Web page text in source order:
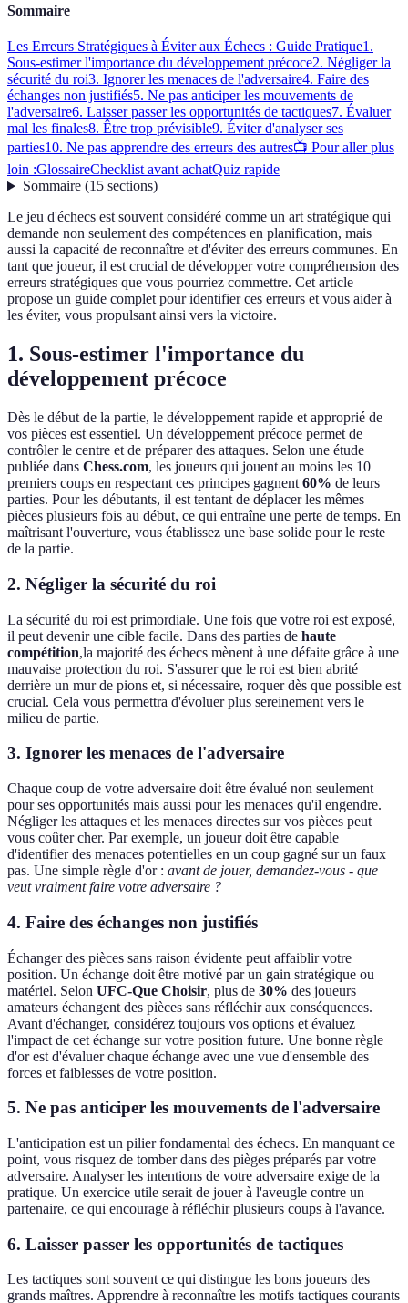
Sommaire
Les Erreurs Stratégiques à Éviter aux Échecs : Guide Pratique1.
Sous-estimer l'importance du développement précoce2. Négliger la
sécurité du roi3. Ignorer les menaces de l'adversaire4. Faire des
échanges non justifiés5. Ne pas anticiper les mouvements de
l'adversaire6. Laisser passer les opportunités de tactiques7. Évaluer
mal les finales8. Être trop prévisible9. Éviter d'analyser ses
parties10. Ne pas apprendre des erreurs des autres📺 Pour aller plus
loin :GlossaireChecklist avant achatQuiz rapide
Sommaire(15 sections)
Le jeu d'échecs est souvent considéré comme un art stratégique qui
demande non seulement des compétences en planification, mais
aussi la capacité de reconnaître et d'éviter des erreurs communes. En
tant que joueur, il est crucial de développer votre compréhension des
erreurs stratégiques que vous pourriez commettre. Cet article
propose un guide complet pour identifier ces erreurs et vous aider à
les éviter, vous propulsant ainsi vers la victoire.
1. Sous-estimer l'importance du
développement précoce
Dès le début de la partie, le développement rapide et approprié de
vos pièces est essentiel. Un développement précoce permet de
contrôler le centre et de préparer des attaques. Selon une étude
publiée dans Chess.com, les joueurs qui jouent au moins les 10
premiers coups en respectant ces principes gagnent 60% de leurs
parties. Pour les débutants, il est tentant de déplacer les mêmes
pièces plusieurs fois au début, ce qui entraîne une perte de temps. En
maîtrisant l'ouverture, vous établissez une base solide pour le reste
de la partie.
2. Négliger la sécurité du roi
La sécurité du roi est primordiale. Une fois que votre roi est exposé,
il peut devenir une cible facile. Dans des parties de haute
compétition,la majorité des échecs mènent à une défaite grâce à une
mauvaise protection du roi. S'assurer que le roi est bien abrité
derrière un mur de pions et, si nécessaire, roquer dès que possible est
crucial. Cela vous permettra d'évoluer plus sereinement vers le
milieu de partie.
3. Ignorer les menaces de l'adversaire
Chaque coup de votre adversaire doit être évalué non seulement
pour ses opportunités mais aussi pour les menaces qu'il engendre.
Négliger les attaques et les menaces directes sur vos pièces peut
vous coûter cher. Par exemple, un joueur doit être capable
d'identifier des menaces potentielles en un coup gagné sur un faux
pas. Une simple règle d'or : avant de jouer, demandez-vous - que
veut vraiment faire votre adversaire ?
4. Faire des échanges non justifiés
Échanger des pièces sans raison évidente peut affaiblir votre
position. Un échange doit être motivé par un gain stratégique ou
matériel. Selon UFC-Que Choisir, plus de 30% des joueurs
amateurs échangent des pièces sans réfléchir aux conséquences.
Avant d'échanger, considérez toujours vos options et évaluez
l'impact de cet échange sur votre position future. Une bonne règle
d'or est d'évaluer chaque échange avec une vue d'ensemble des
forces et faiblesses de votre position.
5. Ne pas anticiper les mouvements de l'adversaire
L'anticipation est un pilier fondamental des échecs. En manquant ce
point, vous risquez de tomber dans des pièges préparés par votre
adversaire. Analyser les intentions de votre adversaire exige de la
pratique. Un exercice utile serait de jouer à l'aveugle contre un
partenaire, ce qui encourage à réfléchir plusieurs coups à l'avance.
6. Laisser passer les opportunités de tactiques
Les tactiques sont souvent ce qui distingue les bons joueurs des
grands maîtres. Apprendre à reconnaître les motifs tactiques courants